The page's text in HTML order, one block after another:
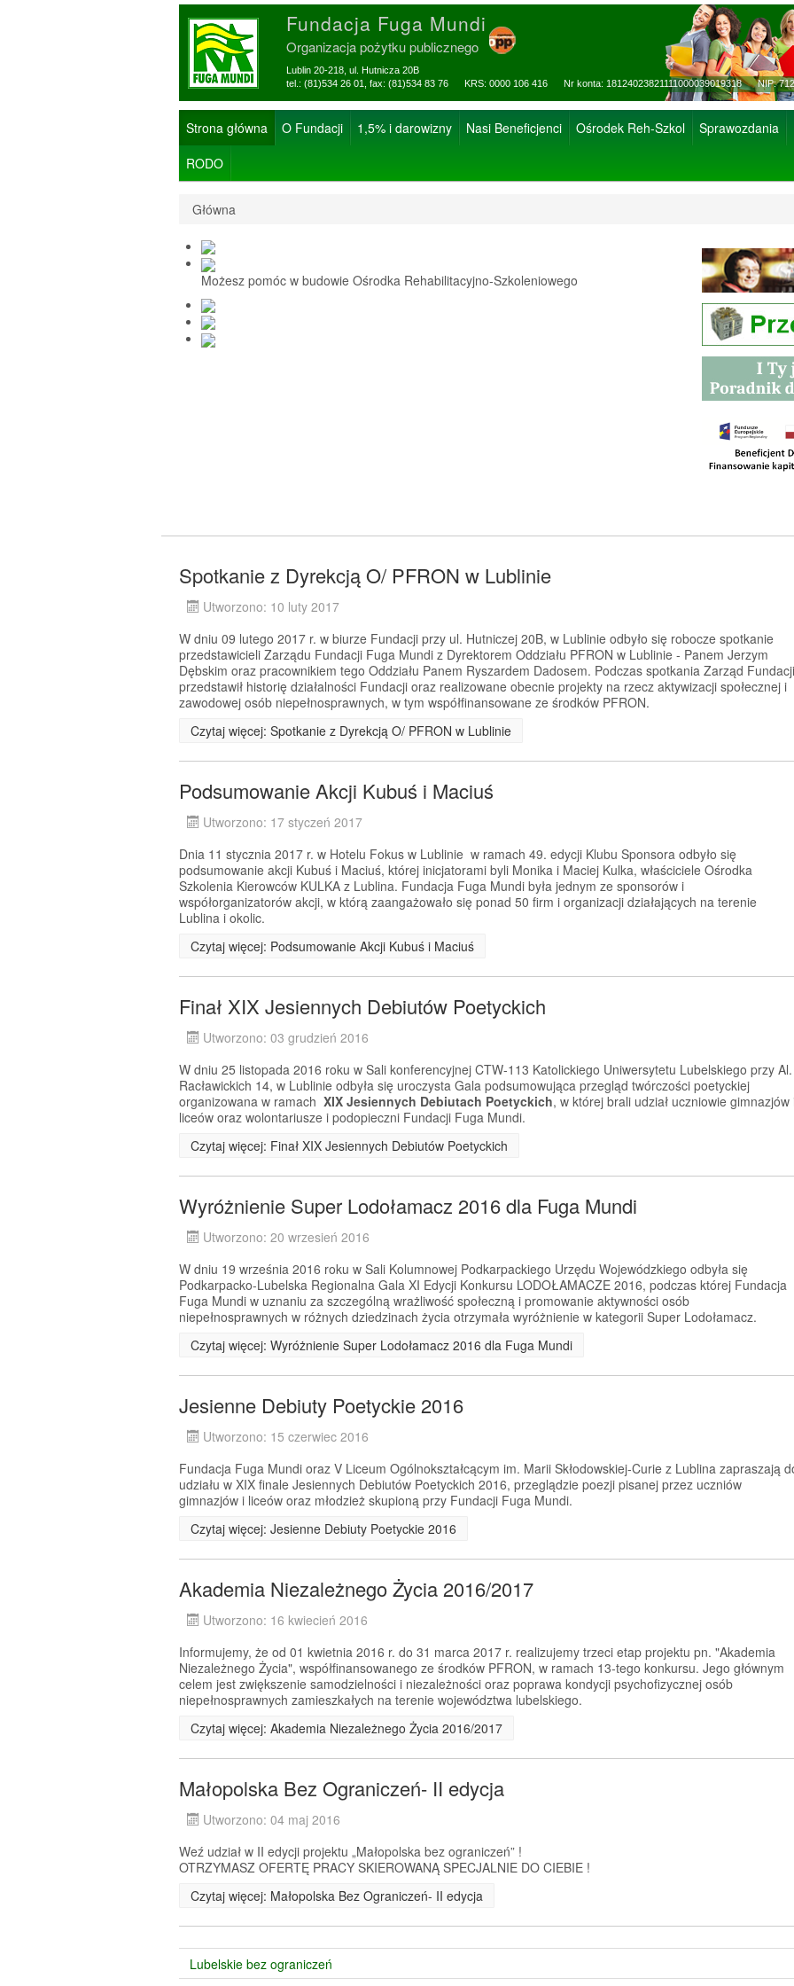
Fundacja Fuga Mundi
Organizacja pożytku publicznego
Lublin 20-218, ul. Hutnicza 20B
tel.: (81)534 26 01, fax: (81)534 83 76 KRS: 0000 106 416 Nr konta: 18124023821111000039019318 NIP:
Strona główna O Fundacji 1,5% i darowizny Nasi Beneficjenci Ośrodek Reh-Szkol Sprawozdania
RODO
Główna
Możesz pomóc w budowie Ośrodka Rehabilitacyjno-Szkoleniowego
Spotkanie z Dyrekcją O/ PFRON w Lublinie
Utworzono: 10 luty 2017
W dniu 09 lutego 2017 r. w biurze Fundacji przy ul. Hutniczej 20B, w Lublinie odbyło się robocze spotkanie
przedstawicieli Zarządu Fundacji Fuga Mundi z Dyrektorem Oddziału PFRON w Lublinie - Panem Jerzym
Dębskim oraz pracownikiem tego Oddziału Panem Ryszardem Dadosem. Podczas spotkania Zarząd Fundacji
przedstawił historię działalności Fundacji oraz realizowane obecnie projekty na rzecz aktywizacji społecznej i
zawodowej osób niepełnosprawnych, w tym współfinansowane ze środków PFRON.
Czytaj więcej: Spotkanie z Dyrekcją O/ PFRON w Lublinie
Podsumowanie Akcji Kubuś i Maciuś
Utworzono: 17 styczeń 2017
Dnia 11 stycznia 2017 r. w Hotelu Fokus w Lublinie w ramach 49. edycji Klubu Sponsora odbyło się
podsumowanie akcji Kubuś i Maciuś, której inicjatorami byli Monika i Maciej Kulka, właściciele Ośrodka
Szkolenia Kierowców KULKA z Lublina. Fundacja Fuga Mundi była jednym ze sponsorów i
współorganizatorów akcji, w którą zaangażowało się ponad 50 firm i organizacji działających na terenie
Lublina i okolic.
Czytaj więcej: Podsumowanie Akcji Kubuś i Maciuś
Finał XIX Jesiennych Debiutów Poetyckich
Utworzono: 03 grudzień 2016
W dniu 25 listopada 2016 roku w Sali konferencyjnej CTW-113 Katolickiego Uniwersytetu Lubelskiego przy Al.
Racławickich 14, w Lublinie odbyła się uroczysta Gala podsumowująca przegląd twórczości poetyckiej
organizowana w ramach XIX Jesiennych Debiutach Poetyckich, w której brali udział uczniowie gimnazjów
liceów oraz wolontariusze i podopieczni Fundacji Fuga Mundi.
Czytaj więcej: Finał XIX Jesiennych Debiutów Poetyckich
Wyróżnienie Super Lodołamacz 2016 dla Fuga Mundi
Utworzono: 20 wrzesień 2016
W dniu 19 września 2016 roku w Sali Kolumnowej Podkarpackiego Urzędu Wojewódzkiego odbyła się
Podkarpacko-Lubelska Regionalna Gala XI Edycji Konkursu LODOŁAMACZE 2016, podczas której Fundacja
Fuga Mundi w uznaniu za szczególną wrażliwość społeczną i promowanie aktywności osób
niepełnosprawnych w różnych dziedzinach życia otrzymała wyróżnienie w kategorii Super Lodołamacz.
Czytaj więcej: Wyróżnienie Super Lodołamacz 2016 dla Fuga Mundi
Jesienne Debiuty Poetyckie 2016
Utworzono: 15 czerwiec 2016
Fundacja Fuga Mundi oraz V Liceum Ogólnokształcącym im. Marii Skłodowskiej-Curie z Lublina zapraszają
udziału w XIX finale Jesiennych Debiutów Poetyckich 2016, przeglądzie poezji pisanej przez uczniów
gimnazjów i liceów oraz młodzież skupioną przy Fundacji Fuga Mundi.
Czytaj więcej: Jesienne Debiuty Poetyckie 2016
Akademia Niezależnego Życia 2016/2017
Utworzono: 16 kwiecień 2016
Informujemy, że od 01 kwietnia 2016 r. do 31 marca 2017 r. realizujemy trzeci etap projektu pn. "Akademia
Niezależnego Życia", współfinansowanego ze środków PFRON, w ramach 13-tego konkursu. Jego głównym
celem jest zwiększenie samodzielności i niezależności oraz poprawa kondycji psychofizycznej osób
niepełnosprawnych zamieszkałych na terenie województwa lubelskiego.
Czytaj więcej: Akademia Niezależnego Życia 2016/2017
Małopolska Bez Ograniczeń- II edycja
Utworzono: 04 maj 2016
Weź udział w II edycji projektu „Małopolska bez ograniczeń” !
OTRZYMASZ OFERTĘ PRACY SKIEROWANĄ SPECJALNIE DO CIEBIE !
Czytaj więcej: Małopolska Bez Ograniczeń- II edycja
Lubelskie bez ograniczeń